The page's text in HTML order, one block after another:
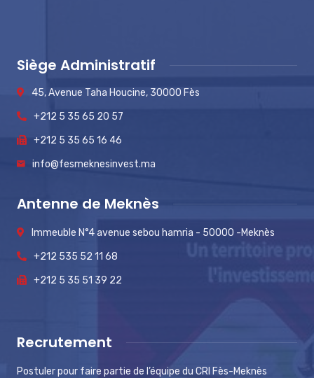
Siège Administratif
45, Avenue Taha Houcine, 30000 Fès
+212 5 35 65 20 57
+212 5 35 65 16 46
info@fesmeknesinvest.ma
Antenne de Meknès
Immeuble N°4 avenue sebou hamria - 50000 -Meknès
+212 535 52 11 68
+212 5 35 51 39 22
Recrutement
Postuler pour faire partie de l’équipe du CRI Fès-Meknès